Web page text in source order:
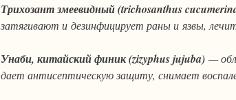
Трихозант змеевидный(trichosanthus
затягивают и дезинфицирует раны и язвы,
Унаби, китайский финик(zizyphus jujuba) —
дает антисептическую защиту, снимает